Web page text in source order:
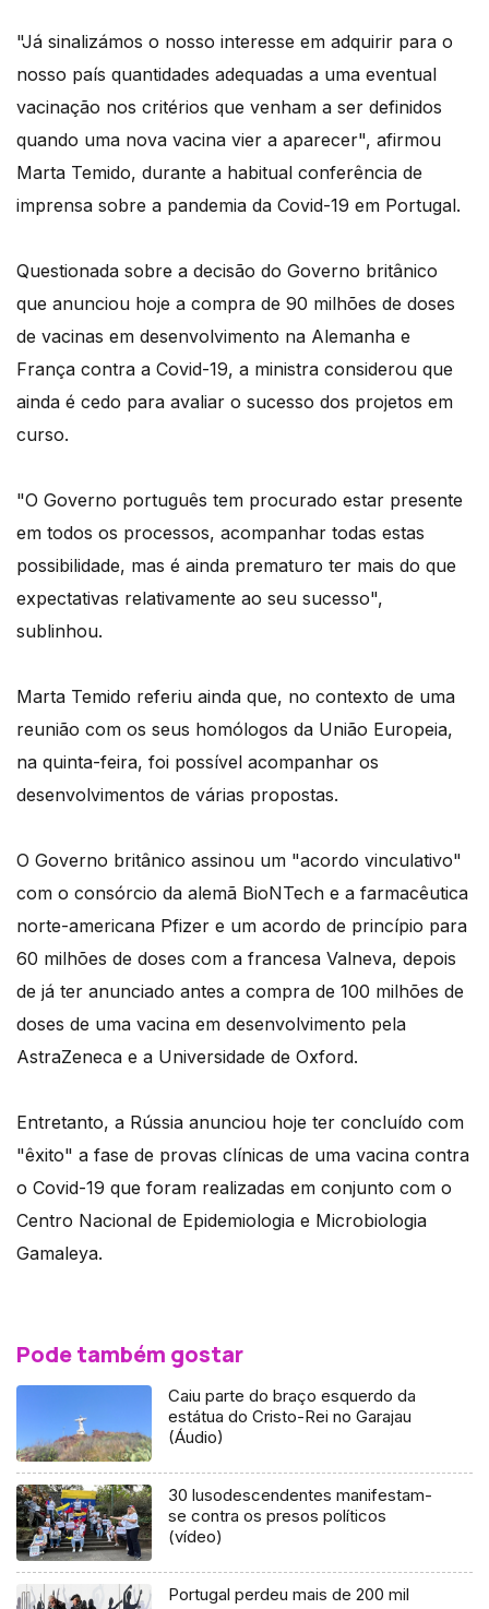
"Já sinalizámos o nosso interesse em adquirir para o
nosso país quantidades adequadas a uma eventual
vacinação nos critérios que venham a ser definidos
quando uma nova vacina vier a aparecer", afirmou
Marta Temido, durante a habitual conferência de
imprensa sobre a pandemia da Covid-19 em Portugal.
Questionada sobre a decisão do Governo britânico
que anunciou hoje a compra de 90 milhões de doses
de vacinas em desenvolvimento na Alemanha e
França contra a Covid-19, a ministra considerou que
ainda é cedo para avaliar o sucesso dos projetos em
curso.
"O Governo português tem procurado estar presente
em todos os processos, acompanhar todas estas
possibilidade, mas é ainda prematuro ter mais do que
expectativas relativamente ao seu sucesso",
sublinhou.
Marta Temido referiu ainda que, no contexto de uma
reunião com os seus homólogos da União Europeia,
na quinta-feira, foi possível acompanhar os
desenvolvimentos de várias propostas.
O Governo britânico assinou um "acordo vinculativo"
com o consórcio da alemã BioNTech e a farmacêutica
norte-americana Pfizer e um acordo de princípio para
60 milhões de doses com a francesa Valneva, depois
de já ter anunciado antes a compra de 100 milhões de
doses de uma vacina em desenvolvimento pela
AstraZeneca e a Universidade de Oxford.
Entretanto, a Rússia anunciou hoje ter concluído com
"êxito" a fase de provas clínicas de uma vacina contra
o Covid-19 que foram realizadas em conjunto com o
Centro Nacional de Epidemiologia e Microbiologia
Gamaleya.
Pode também gostar
Caiu parte do braço esquerdo da
estátua do Cristo-Rei no Garajau
(Áudio)
30 lusodescendentes manifestam-
se contra os presos políticos
(vídeo)
Portugal perdeu mais de 200 mil